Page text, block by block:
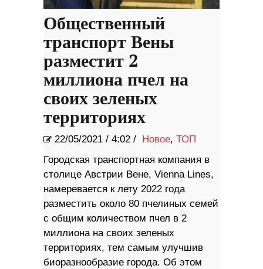
Общественный
транспорт Вены
разместит 2
миллиона пчел на
своих зеленых
территориях
22/05/2021 / 4:02 / Новое, ТОП
Городская транспортная компания в
столице Австрии Вене, Vienna Lines,
намеревается к лету 2022 года
разместить около 80 пчелиных семей
с общим количеством пчел в 2
миллиона на своих зеленых
территориях, тем самым улучшив
биоразнообразие города. Об этом